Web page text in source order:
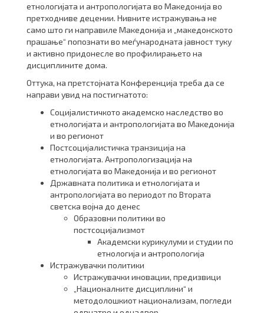
етнологијата и антропологијата во Македонија во
претходниве децении. Нивните истражувања не
само што ги направиле Македонија и „македонското
прашање“ попознати во меѓународната јавност туку
и активно придонесле во профилирањето на
дисциплините дома.
Оттука, на претстојната Конференција треба да се
направи увид на постигнатото:
Социјалистичкото академско наследство во
етнологијата и антропологијата во Македонија
и во регионот
Постсоцијалистичка транзиција на
етнологијата. Антропологизација на
етнологијата во Македонија и во регионот
Државната политика и етнологијата и
антропологијата во периодот по Втората
светска војна до денес
Образовни политики во
постсоцијализмот
Академски курикулуми и студии по
етнологија и антропологија
Истражувачки политики
Истражувачки иновации, предизвици
„Националните дисциплини“ и
методолошкиот национализам, погледи